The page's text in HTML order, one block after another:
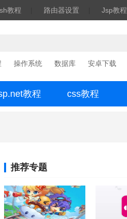
教程 路由器设置 Jsp教程
操作系统 数据库 安卓下载
教程 css教程
推荐专题